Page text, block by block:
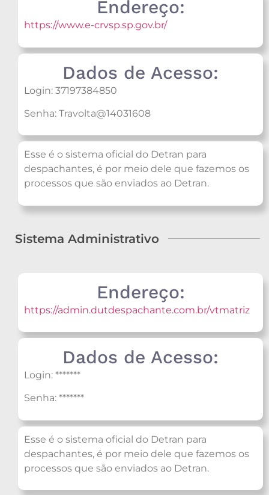
Endereço:
https://www.e-crvsp.sp.gov.br/
Dados de Acesso:
Login: 37197384850
Senha: Travolta@14031608
Esse é o sistema oficial do Detran para
despachantes, é por meio dele que fazemos os
processos que são enviados ao Detran.
Sistema Administrativo
Endereço:
https://admin.dutdespachante.com.br/vtmatriz
Dados de Acesso:
Login: *******
Senha: *******
Esse é o sistema oficial do Detran para
despachantes, é por meio dele que fazemos os
processos que são enviados ao Detran.